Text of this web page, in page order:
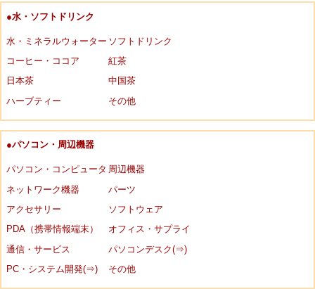
●水・ソフトドリンク
水・ミネラルウォーター ソフトドリンク
コーヒー・ココア
紅茶
日本茶
中国茶
ハーブティー
その他
●パソコン・周辺機器
パソコン・コンピュータ 周辺機器
ネットワーク機器
パーツ
アクセサリー
ソフトウェア
PDA（携帯情報端末）
オフィス・サプライ
通信・サービス
パソコンデスク(⇒)
PC・システム開発(⇒)
その他